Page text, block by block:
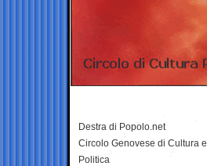
Destra di Popolo.net
Circolo Genovese di Cultura e
Politica